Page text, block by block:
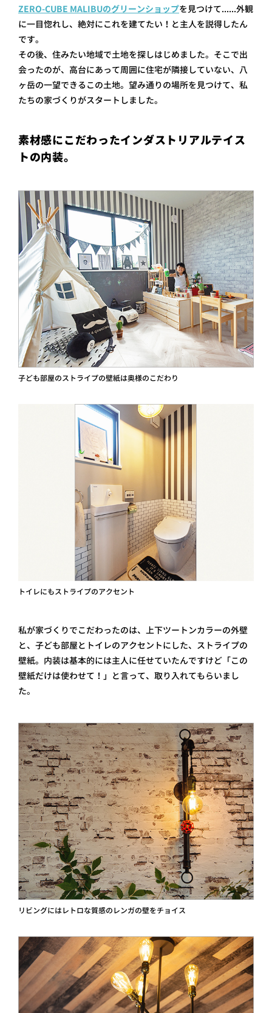
ZERO-CUBE MALIBUのグリーンショップを見つけて......外観
に一目惚れし、絶対にこれを建てたい！と主人を説得したん
です。
その後、住みたい地域で土地を探しはじめました。そこで出
会ったのが、高台にあって周囲に住宅が隣接していない、八
ヶ岳の一望できるこの土地。望み通りの場所を見つけて、私
たちの家づくりがスタートしました。
素材感にこだわったインダストリアルテイス
トの内装。
子ども部屋のストライプの壁紙は奥様のこだわり
トイレにもストライプのアクセント
私が家づくりでこだわったのは、上下ツートンカラーの外壁
と、子ども部屋とトイレのアクセントにした、ストライプの
壁紙。内装は基本的には主人に任せていたんですけど「この
壁紙だけは使わせて！」と言って、取り入れてもらいまし
た。
リビングにはレトロな質感のレンガの壁をチョイス